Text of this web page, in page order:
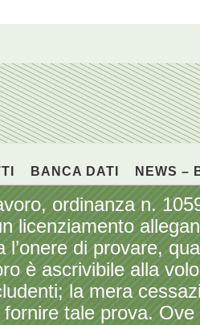
BANCA DATI NEWS –
ordinanza n.
licenziamento
l’onere di provare,
è ascrivibile alla
la mera
tale prova.